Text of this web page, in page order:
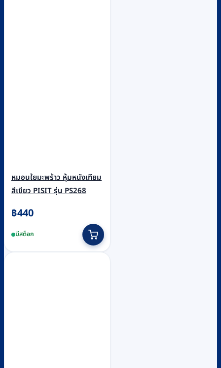
หมอนใยมะพร้าว หุ้มหนังเทียม
สีเขียว PISIT รุ่น PS268
฿440
มีสต็อก